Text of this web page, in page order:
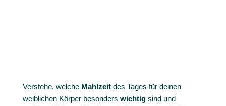
Verstehe, welche Mahlzeitdes Tages für deinen
weiblichen Körper besonders wichtigsind und